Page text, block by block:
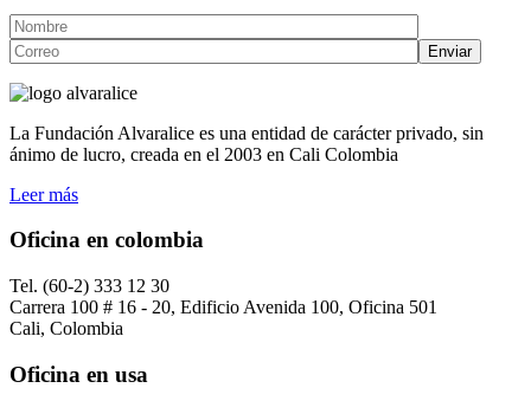
La Fundación Alvaralice es una entidad de carácter privado, sin
ánimo de lucro, creada en el 2003 en Cali Colombia
Leer más
Oficina en colombia
Tel. (60-2) 333 12 30
Carrera 100 # 16 - 20, Edificio Avenida 100, Oficina 501
Cali, Colombia
Oficina en usa